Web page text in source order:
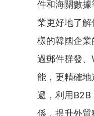
件和海關數
業更好地了
樣的韓國企
過郵件群發
能，更精確
遞，利用B2B
係，提升外貿